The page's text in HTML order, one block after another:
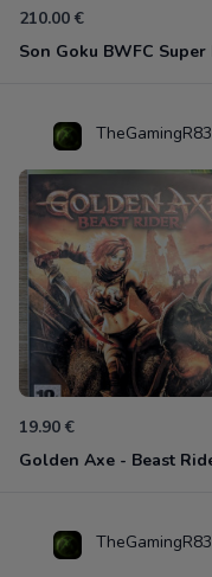
210.00 €
TheGamingR83
19.90 €
TheGamingR83